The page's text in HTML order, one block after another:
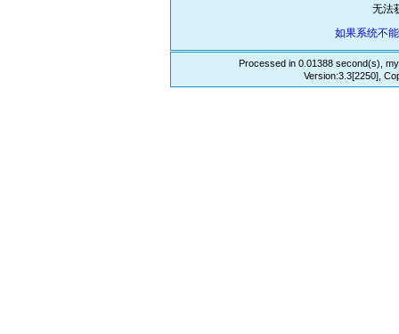
无法
如果系统不
Processed in 0.01388 second(s),
Version:3.3[2250],